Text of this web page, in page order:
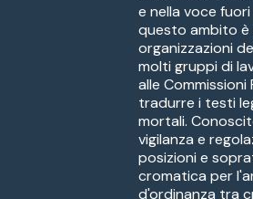
e nella voce
questo ambito è
organizzazioni
molti gruppi di
alle
tradurre i testi
mortali.
vigilanza e
posizioni e
cromatica per
d'ordinanza tra